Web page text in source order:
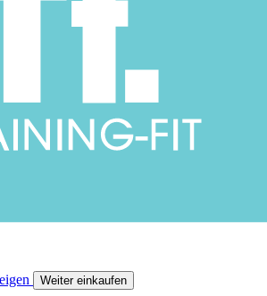
Weiter einkaufen